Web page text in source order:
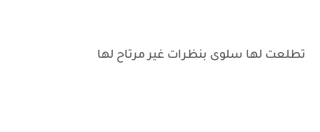
تطلعت لها سلوى بنظرات غير مرتاح لها